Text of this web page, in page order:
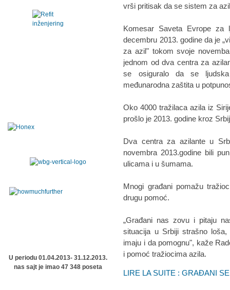
vrši pritisak da se sistem za
Komesar Saveta Evrope za
decembru 2013. godine da je
za azil" tokom svoje
jednom od dva centra za
se osiguralo da se
međunarodna zaštita u
Oko 4000 tražilaca azila iz
prošlo je 2013. godine kroz
Dva centra za azilante u
novembra 2013.godine bili
ulicama i u šumama.
Mnogi građani pomažu
drugu pomoć.
„Građani nas zovu i pitaju
situacija u Srbiji strašno
imaju i da pomognu", kaže
i pomoć tražiocima azila.
LIRE LA SUITE : GRAĐANI
U periodu 01.04.2013- 31.12.2013.
nas sajt je imao 47 348 poseta